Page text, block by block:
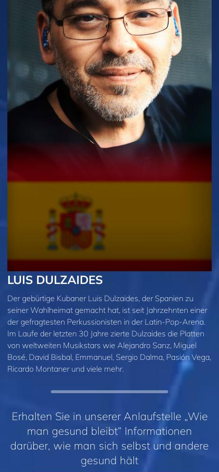
LUIS DULZAIDES
Der gebürtige Kubaner Luis Dulzaides, der Spanien zu
seiner Wahlheimat gemacht hat, ist seit Jahrzehnten einer
der gefragtesten Perkussionisten in der Latin‑Pop‑Arena.
Im Laufe der letzten 30 Jahre zierte Dulzaides die Platten
von weltweiten Musikstars wie Alejandro Sanz, Miguel
Bosé, David Bisbal, Emmanuel, Sergio Dalma, Pasión Vega,
Ricardo Montaner und viele mehr.
Erhalten Sie in unserer Anlaufstelle „Wie
man gesund bleibt“ Informationen
darüber, wie man sich selbst und andere
gesund hält